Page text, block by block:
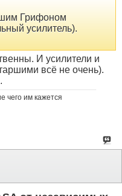
Грифоном
усилитель).
И усилители и
всё не очень).
чего им кажется